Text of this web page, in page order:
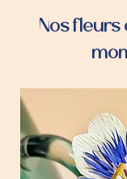
Nos fleurs